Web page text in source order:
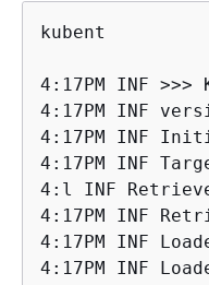
kubent
4:17PM INF >>>
4:17PM INF
4:17PM INF
4:17PM INF
4:l INF
4:17PM INF
4:17PM INF
4:17PM INF